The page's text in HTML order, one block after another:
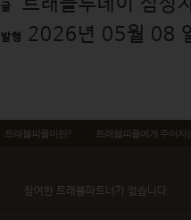
글
발행 2026년 05월 08
트래블피플이란? 트래블피플에게 주어지
참여한 트래블파트너가 없습니다.